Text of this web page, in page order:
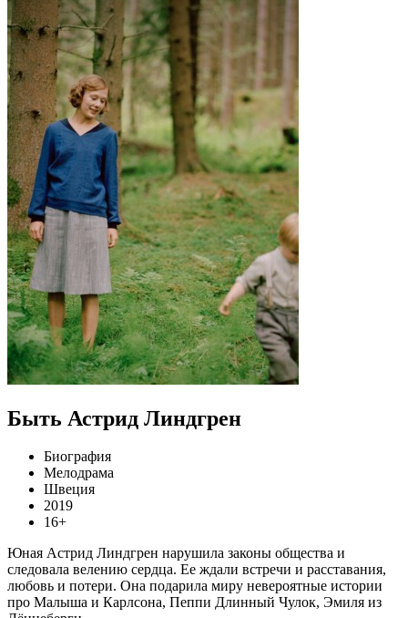
Быть Астрид Линдгрен
Биография
Мелодрама
Швеция
2019
16+
Юная Астрид Линдгрен нарушила законы общества и
следовала велению сердца. Ее ждали встречи и расставания,
любовь и потери. Она подарила миру невероятные истории
про Малыша и Карлсона, Пеппи Длинный Чулок, Эмиля из